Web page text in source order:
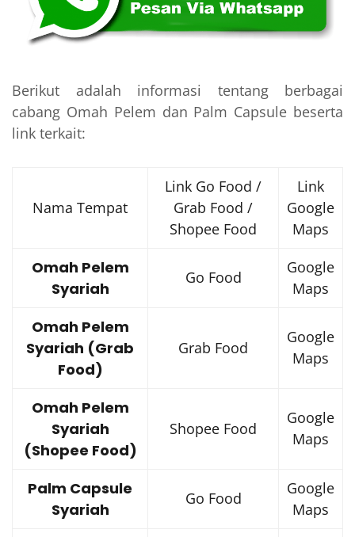
Berikut adalah informasi tentang berbagai
cabang Omah Pelem dan Palm Capsule beserta
link terkait:
Nama Tempat
Link Go Food /
Grab Food /
Shopee Food
Link
Google
Maps
Omah Pelem
Syariah
Go Food
Google
Maps
Omah Pelem
Syariah (Grab
Food)
Grab Food
Google
Maps
Omah Pelem
Syariah
(Shopee Food)
Shopee Food
Google
Maps
Palm Capsule
Syariah
Go Food
Google
Maps